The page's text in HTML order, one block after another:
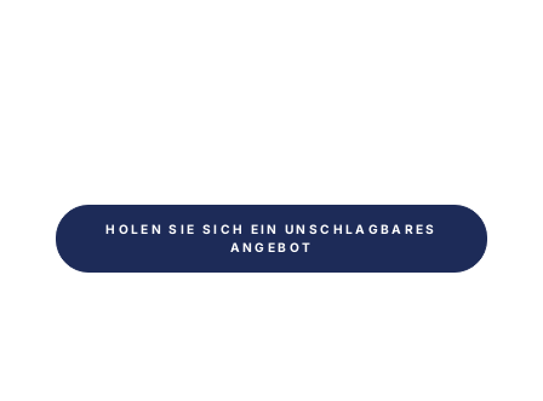
HOLEN SIE SICH EIN UNSCHLAGBARES
ANGEBOT